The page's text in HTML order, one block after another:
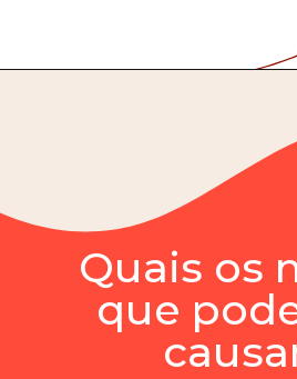
Quais os
que